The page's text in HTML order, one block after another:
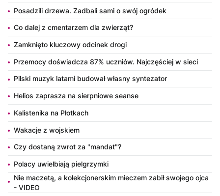
Posadzili drzewa. Zadbali sami o swój ogródek
Co dalej z cmentarzem dla zwierząt?
Zamknięto kluczowy odcinek drogi
Przemocy doświadcza 87% uczniów. Najczęściej w sieci
Pilski muzyk latami budował własny syntezator
Helios zaprasza na sierpniowe seanse
Kalistenika na Płotkach
Wakacje z wojskiem
Czy dostaną zwrot za "mandat"?
Polacy uwielbiają pielgrzymki
Nie maczetą, a kolekcjonerskim mieczem zabił swojego ojca
- VIDEO